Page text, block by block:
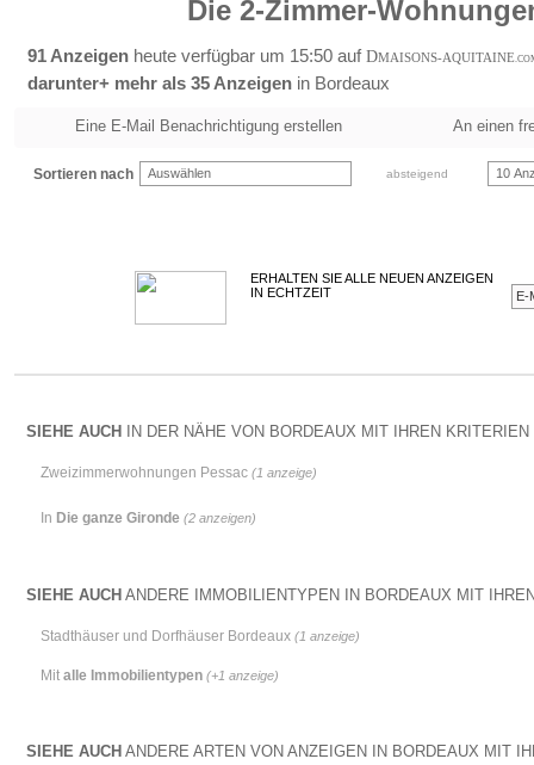
Die 2-Zimmer-
91 Anzeigen heute verfügbar um 15:50 auf DMAISONS-AQUITAINE
darunter+ mehr als 35 Anzeigen in Bordeaux
Eine E-Mail Benachrichtigung erstellen An einen
Sortieren nach Auswählen absteigend 10
ERHALTEN SIE ALLE NEUEN ANZEIGEN
IN ECHTZEIT
SIEHE AUCH IN DER NÄHE VON BORDEAUX MIT IHREN KRITERIEN
Zweizimmerwohnungen Pessac (1 anzeige)
In Die ganze Gironde (2 anzeigen)
SIEHE AUCH ANDERE IMMOBILIENTYPEN IN BORDEAUX MIT
Stadthäuser und Dorfhäuser Bordeaux (1 anzeige)
Mit alle Immobilientypen (+1 anzeige)
SIEHE AUCH ANDERE ARTEN VON ANZEIGEN IN BORDEAUX MIT